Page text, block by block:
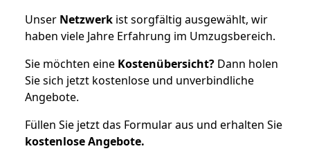
Unser Netzwerk ist sorgfältig ausgewählt, wir
haben viele Jahre Erfahrung im Umzugsbereich.
Sie möchten eine Kostenübersicht? Dann holen
Sie sich jetzt kostenlose und unverbindliche
Angebote.
Füllen Sie jetzt das Formular aus und erhalten Sie
kostenloseAngebote.